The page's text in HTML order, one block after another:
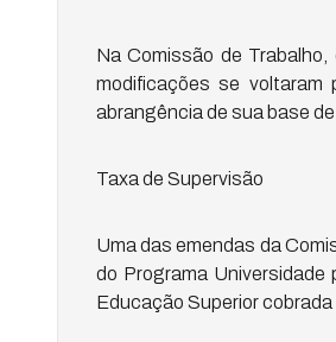
Na Comissão de
modificações se
abrangência de sua base
Taxa de Supervisão
Uma das emendas da
do Programa
Educação Superior